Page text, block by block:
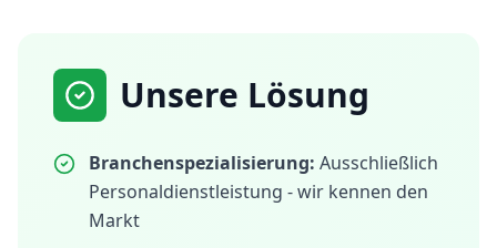
Unsere Lösung
Branchenspezialisierung: Ausschließlich
Personaldienstleistung - wir kennen den
Markt